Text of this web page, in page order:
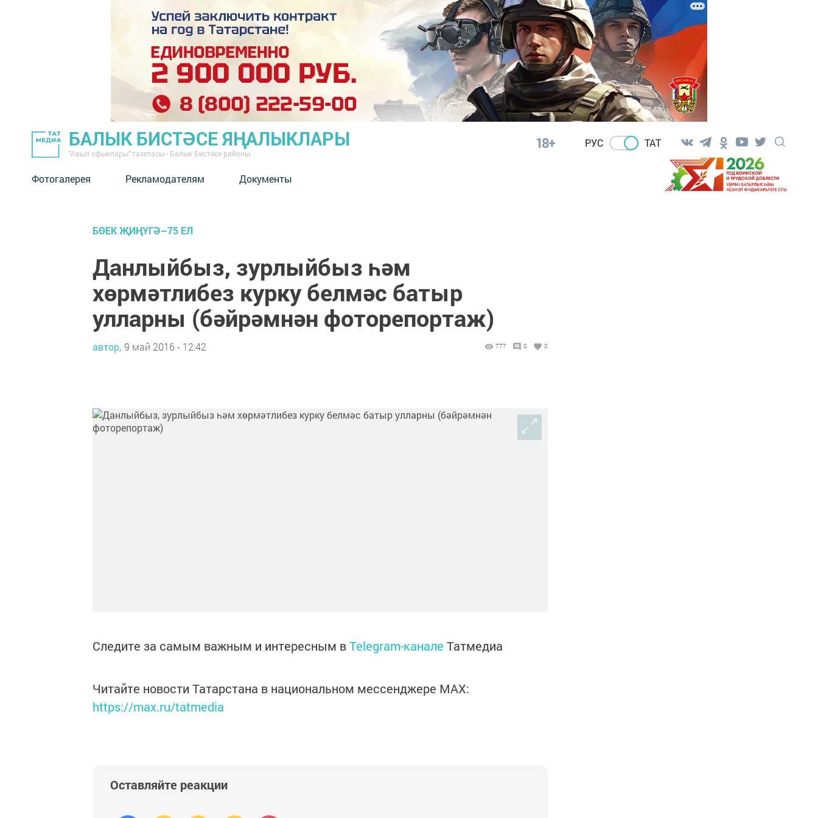
БАЛЫК БИСТӘСЕ ЯҢАЛЫКЛАРЫ
"Авыл офыклары" газетасы - Балык Бистәсе районы
18+ РУС ТАТ
Фотогалерея Рекламодателям Документы
БӨЕК ҖИҢҮГӘ–75 ЕЛ
Данлыйбыз, зурлыйбыз һәм
хөрмәтлибез курку белмәс батыр
улларны (бәйрәмнән фоторепортаж)
автор, 9 май 2016 - 12:42 777 0 0
Следите за самым важным и интересным вTelegram-канале Татмедиа
Читайте новости Татарстана в национальном мессенджере MАХ:
https://max.ru/tatmedia
Оставляйте реакции